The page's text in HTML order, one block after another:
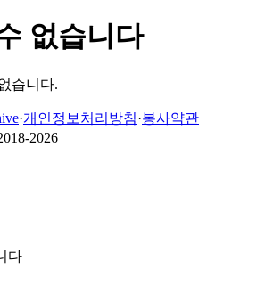
없습니다
습니다.
·개인정보처리방침·봉사약관
2026
다